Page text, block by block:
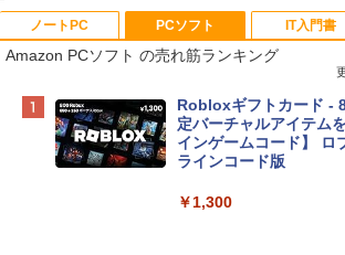
ノートPC
Apple 2026 MacBook
プ搭載13インチノート
e Intelligence、Liquid
レイ、8GBメモリ、
ィゴ + 3年延長
PCソフト
Amazon PCソフト の売れ筋ランキング
Robloxギフトカード -
定バーチャルアイテム
インゲームコード】 ロ
ラインコード版
￥1,300
IT入門書